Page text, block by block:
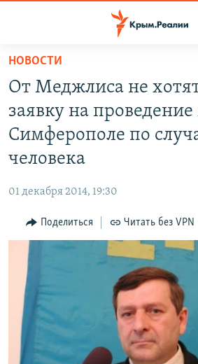
Вернуться
основному
содержанию
Вернутся
главной
Вернутся
поиску
СПЕЦПРОЕКТЫ
ГРУЗ 200
ВОДА
ИНТЕРАКТИВ
ИНФОГРАФИКА
ТЕЛЕПРОЕКТ КРЫМ.РЕАЛИИ
СОВЕТЫ ПРАВОЗАЩИТНИКОВ
ПРОПАВШИЕ БЕЗ ВЕСТИ
ПОБЕДИТЕЛЕЙ НЕ СУДЯТ?
КРЫМ.НЕПОКОРЕННЫЙ
РАДІО СВОБОДА
КАК ОБОЙТИ БЛОКИРОВКУ
Українською
Qırımtatar
ПРИСОЕДИНЯЙТЕСЬ!
НОВОСТИ
От Меджлиса не
заявку на
Симферополе по
человека
01 декабря 2014, 19:30
Поделиться Читать без VPN